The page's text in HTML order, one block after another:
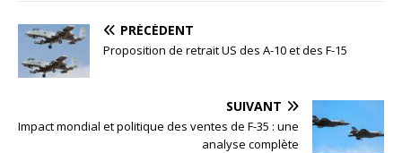
PRÉCÉDENT
Proposition de retrait US des A-10 et des F-15
SUIVANT
Impact mondial et politique des ventes de F-35 : une
analyse complète